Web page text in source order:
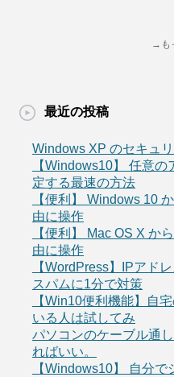
→も
最近の投稿
Windows XP のセキュ
【Windows10】 任意
定する最速の方法
【便利】 Windows 10
由に操作
【便利】 Mac OS X か
由に操作
【WordPress】IPアド
スパムに1分で対策
【Win10便利機能】自
いる人は試してみ
パソコンのケーブル通
ればいい。
【Windows10】 自分